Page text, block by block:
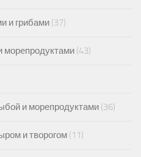
и грибами (37)
морепродуктами (43)
и морепродуктами (36)
и творогом (11)